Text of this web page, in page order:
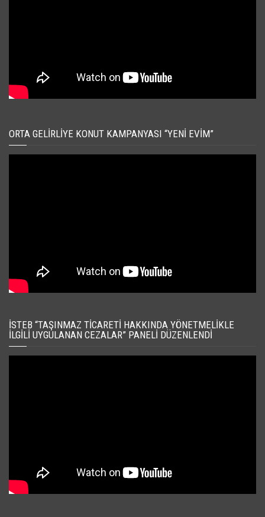
ORTA GELIRLIYE KONUT KAMPANYASI “YENI EVIM”
İSTEB “TAŞINMAZ TICARETI HAKKINDA YÖNETMELIKLE
İLGILI UYGULANAN CEZALAR” PANELI DÜZENLENDI